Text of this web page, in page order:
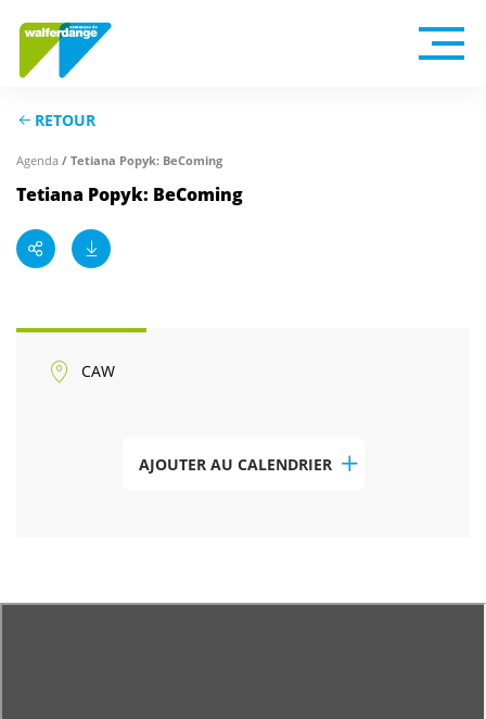
RETOUR
Agenda / Tetiana Popyk: BeComing
Tetiana Popyk: BeComing
CAW
AJOUTER AU CALENDRIER